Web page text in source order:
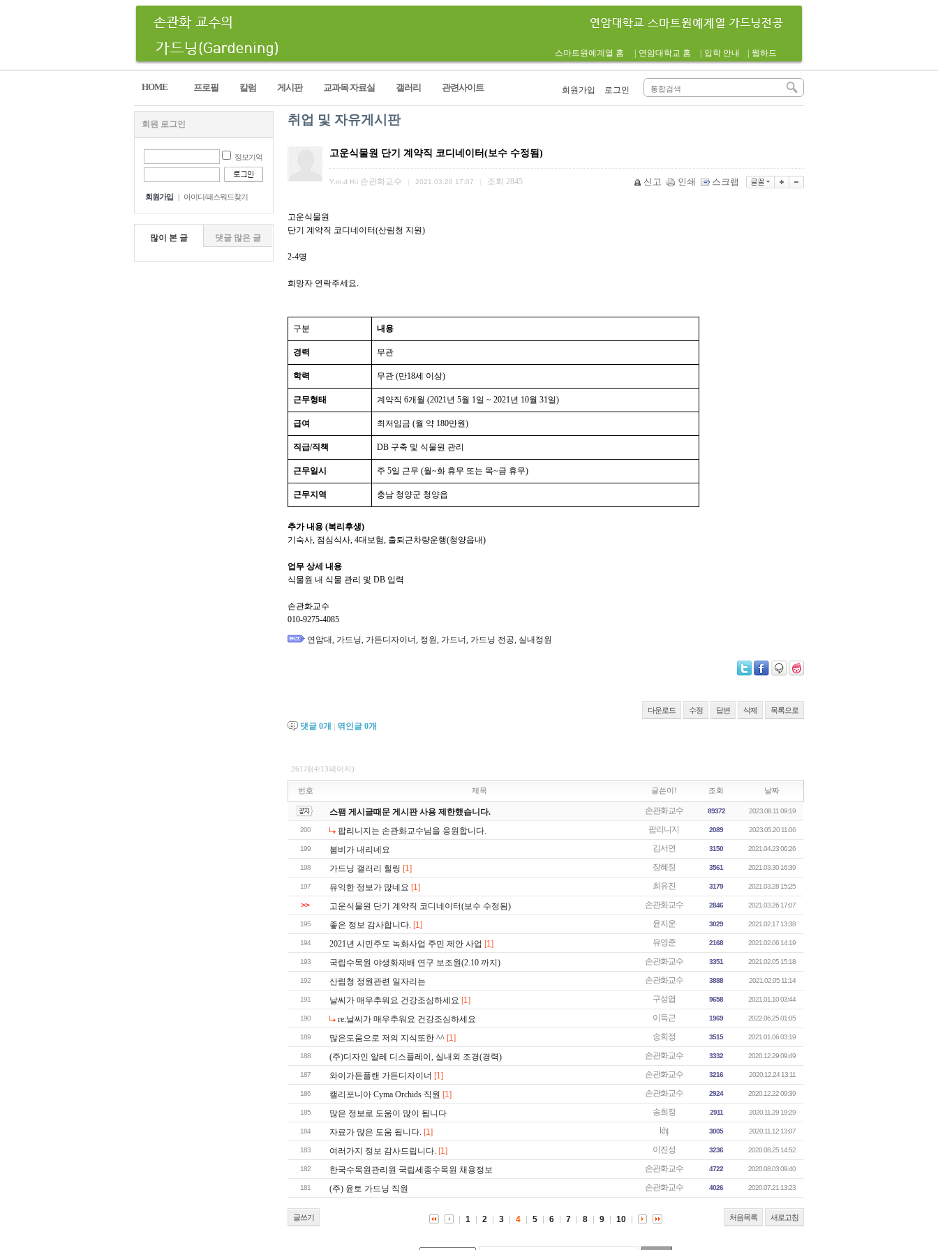
스마트원예계열 홈 연암대학교 홈 입학 안내 웹하드
회원가입 로그인
HOME 프로필 칼럼 게시판 교과목 자료실 갤러리 관련사이트
회원 로그인
정보기억
회원가입 | 아이디/패스워드찾기
많이 본 글 댓글 많은 글
취업 및 자유게시판
고운식물원 단기 계약직 코디네이터(보수 수정됨)
Y.m.d H:i 손관화교수 2021.03.26 17:07 조회 2845 신고 인쇄 스크랩
고운식물원
단기 계약직 코디네이터(산림청 지원)
2-4명
희망자 연락주세요.
구분 내용
경력 무관
학력 무관 (만18세 이상)
근무형태 계약직 6개월 (2021년 5월 1일 ~ 2021년 10월 31일)
급여 최저임금 (월 약 180만원)
직급/직책 DB 구축 및 식물원 관리
근무일시 주 5일 근무 (월~화 휴무 또는 목~금 휴무)
근무지역 충남 청양군 청양읍
추가 내용 (복리후생)
기숙사, 점심식사, 4대보험, 출퇴근차량운행(청양읍내)
업무 상세 내용
식물원 내 식물 관리 및 DB 입력
손관화교수
010-9275-4085
연암대, 가드닝, 가든디자이너, 정원, 가드너, 가드닝 전공, 실내정원
다운로드 수정 답변 삭제 목록으로
댓글 0개 엮인글 0개
261개(4/13페이지)
번호 제목 글쓴이! 조회 날짜
스팸 게시글때문 게시판 사용 제한했습니다. 손관화교수 89372 2023.08.11 09:19
200 팝리니지는 손관화교수님을 응원합니다. 팝리니지 2089 2023.05.20 11:06
199 봄비가 내리네요 김서연 3150 2021.04.23 06:26
198 가드닝 갤러리 힐링 [1] 장혜정 3561 2021.03.30 16:39
197 유익한 정보가 많네요 [1] 최유진 3179 2021.03.28 15:25
>> 고운식물원 단기 계약직 코디네이터(보수 수정됨) 손관화교수 2846 2021.03.26 17:07
195 좋은 정보 감사합니다. [1] 윤지운 3029 2021.02.17 13:38
194 2021년 시민주도 녹화사업 주민 제안 사업 [1] 유영준 2168 2021.02.06 14:19
193 국립수목원 야생화재배 연구 보조원(2.10 까지) 손관화교수 3351 2021.02.05 15:18
192 산림청 정원관련 일자리는 손관화교수 3888 2021.02.05 11:14
191 날씨가 매우추워요 건강조심하세요 [1] 구성엽 9658 2021.01.10 03:44
190 re:날씨가 매우추워요 건강조심하세요 이득근 1969 2022.06.25 01:05
189 많은도움으로 저의 지식또한 ^^ [1] 송희정 3515 2021.01.06 03:19
188 (주)디자인 알레 디스플레이, 실내외 조경(경력) 손관화교수 3332 2020.12.29 09:49
187 와이가든플랜 가든디자이너 [1] 손관화교수 3216 2020.12.24 13:11
186 캘리포니아 Cyma Orchids 직원 [1] 손관화교수 2924 2020.12.22 09:39
185 많은 정보로 도움이 많이 됩니다 송희정 2911 2020.11.29 19:29
184 자료가 많은 도움 됩니다. [1] khj 3005 2020.11.12 13:07
183 여러가지 정보 감사드립니다. [1] 이진성 3236 2020.08.25 14:52
182 한국수목원관리원 국립세종수목원 채용정보 손관화교수 4722 2020.08.03 09:40
181 (주) 윤토 가드닝 직원 손관화교수 4026 2020.07.21 13:23
글쓰기 처음목록 새로고침
1 2 3 4 5 6 7 8 9 10